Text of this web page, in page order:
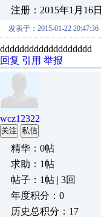
注册：2015年1月16日
发表于：2015-01-22 20:47:36
ddddddddddddddddddd
回复 引用 举报
wcz12322
关注 私信
精华：0帖
求助：1帖
帖子：1帖 | 3回
年度积分：0
历史总积分：17